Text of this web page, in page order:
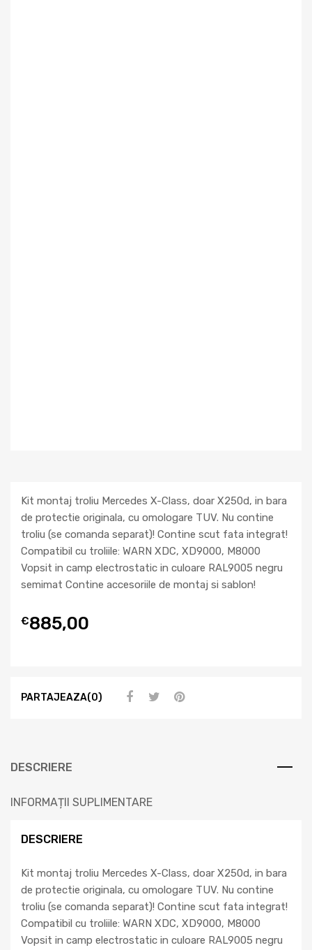
Kit montaj troliu Mercedes X-Class, doar X250d, in bara
de protectie originala, cu omologare TUV. Nu contine
troliu (se comanda separat)! Contine scut fata integrat!
Compatibil cu troliile: WARN XDC, XD9000, M8000
Vopsit in camp electrostatic in culoare RAL9005 negru
semimat Contine accesoriile de montaj si sablon!
€885,00
PARTAJEAZA(0)
DESCRIERE
INFORMAȚII SUPLIMENTARE
DESCRIERE
Kit montaj troliu Mercedes X-Class, doar X250d, in bara
de protectie originala, cu omologare TUV. Nu contine
troliu (se comanda separat)! Contine scut fata integrat!
Compatibil cu troliile: WARN XDC, XD9000, M8000
Vopsit in camp electrostatic in culoare RAL9005 negru